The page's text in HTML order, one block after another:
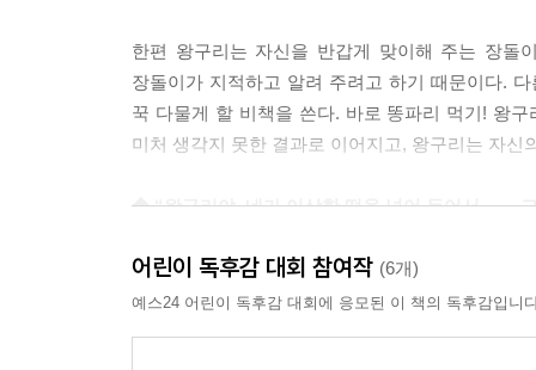
한편 왕구리는 자신을 반갑게 맞이해 주는 장돌
장돌이가 지적하고 알려 주려고 하기 때문이다.
꾹 다물게 할 비책을 쓴다. 바로 똥파리 먹기! 왕
미처 생각지 못한 결과로 이어지고, 왕구리는 자
◆ “왕구리야, 네가 이상한 떡을 넣어 두어서……
고구마떡을 먹으면 고마운 마음이 생겨난다고?
어린이 독후감 대회 참여작 (6개)
예스24 어린이 독후감 대회에 응모된 이 책의 독후감입니